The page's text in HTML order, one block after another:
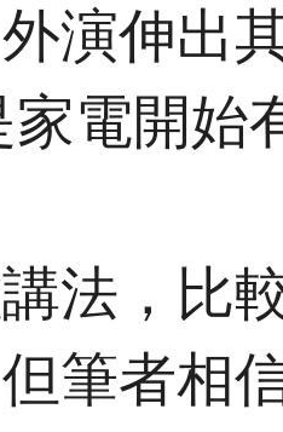
演伸出
家電開始
法，比
筆者相